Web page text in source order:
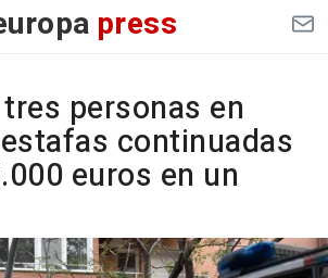
press
personas en
continuadas
euros en un